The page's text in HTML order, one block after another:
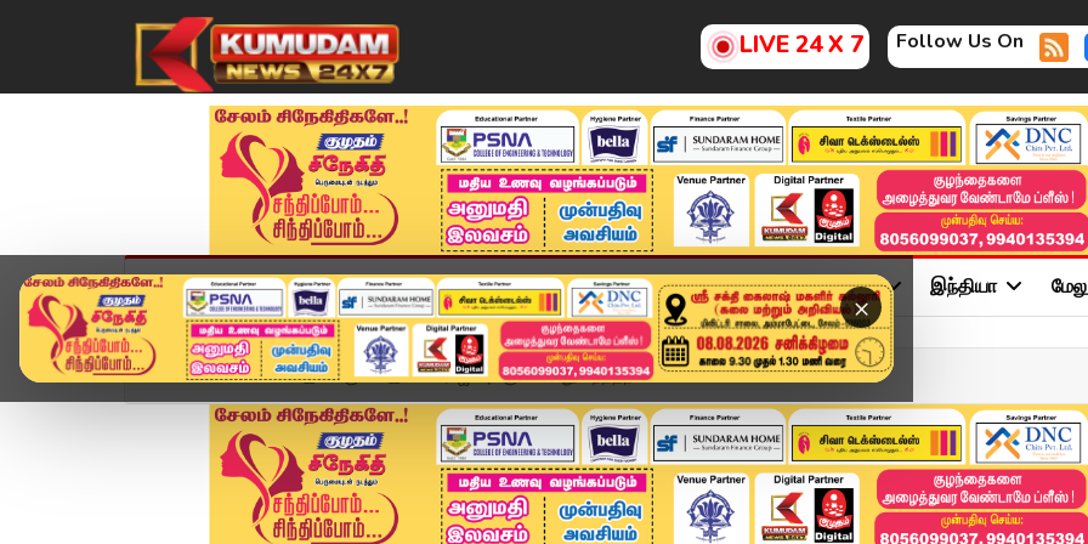
LIVE 24 X 7 Follow Us On
×
முகப்பு விளையாட்டு அண்மை தமிழ்நாடு சினிமா அரசியல் விளையாட்டு இந்தியா
Home சினிமா இசைஞானி இளையராஜாவுக்கு 83-வது பிறந்தநாள்: ஸ்டால...